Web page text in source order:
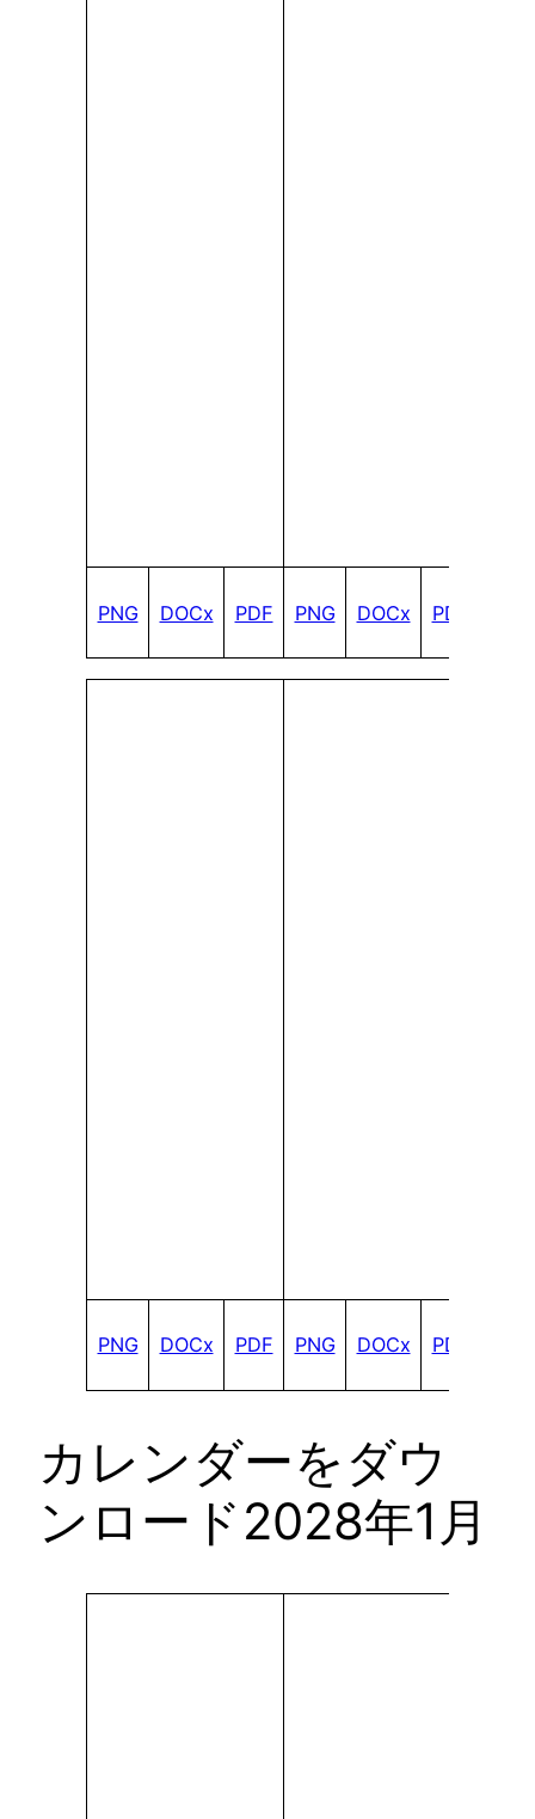
PNG DOCx PDF PNG DOCx PDF
PNG DOCx PDF PNG DOCx PDF
カレンダーをダウ
ンロード2028年1月